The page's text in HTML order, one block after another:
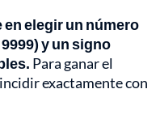
elegir un número
y un signo
Para ganar el
exactamente con